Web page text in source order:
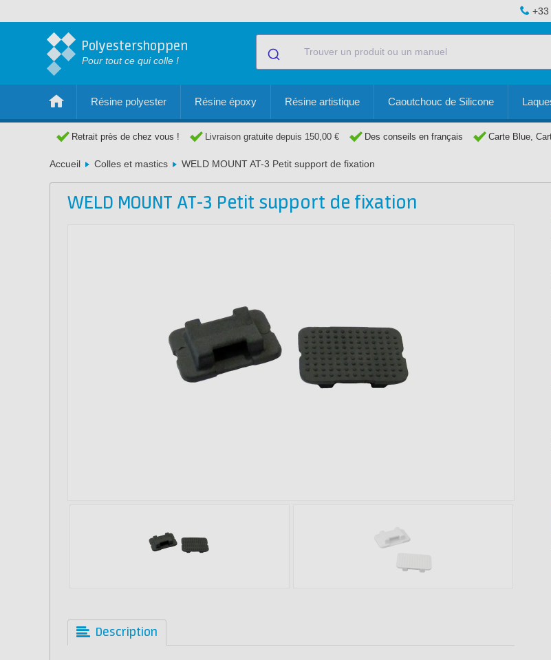
+33
Polyestershoppen
Pour tout ce qui colle !
Résine polyester Résine époxy Résine artistique Caoutchouc de Silicone
Retrait près de chez vous ! Livraison gratuite depuis 150,00 € Des conseils en français Carte Blue,
Accueil Colles et mastics WELD MOUNT AT-3 Petit support de fixation
WELD MOUNT AT-3 Petit support de fixation
Description